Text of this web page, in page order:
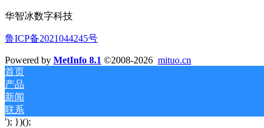
华智冰数字科技
鲁ICP备2021044245号
Powered by MetInfo 8.1 ©2008-2026 mituo.cn
首页
产品
新闻
联系
'); })();